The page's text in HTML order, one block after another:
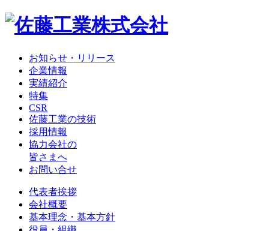
お知らせ・リリース
企業情報
実績紹介
特集
CSR
佐藤工業の技術
採用情報
協力会社の
皆さまへ
お問い合せ
代表者挨拶
会社概要
基本理念・基本方針